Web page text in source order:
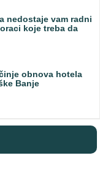
nedostaje vam radni
koje treba da
obnova hotela
Banje